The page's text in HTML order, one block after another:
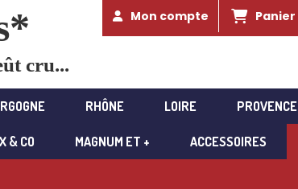
cru...
Mon compte Panier
RHÔNE LOIRE PROVENCE
& CO MAGNUM ET + ACCESSOIRES